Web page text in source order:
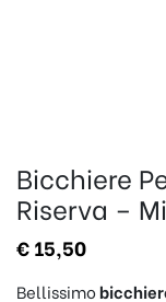
Bicchiere
Riserva –
€15,50
Bellissimo